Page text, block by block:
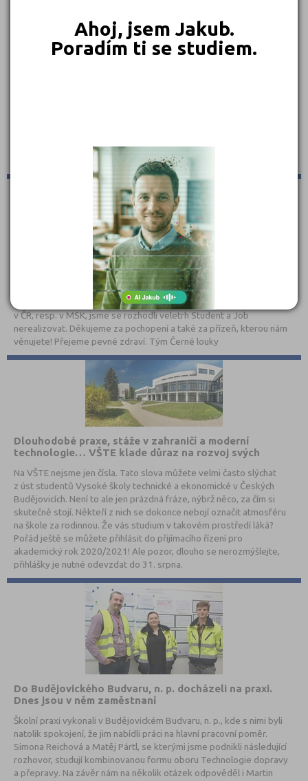
Ahoj, jsem Jakub.
Poradím ti se studiem.
skokanem roku je Fakulta metalurgie a materiálového inženýrství
Student a Job 2021 - ZRUŠENO
Vážení návštěvníci, s ohledem na aktuální vývoj epidemické situace
v ČR, resp. v MSK, jsme se rozhodli veletrh Student a Job
nerealizovat. Děkujeme za pochopení a také za přízeň, kterou nám
věnujete! Přejeme pevné zdraví. Tým Černé louky
Dlouhodobé praxe, stáže v zahraničí a moderní
technologie… VŠTE klade důraz na rozvoj svých
Na VŠTE nejsme jen čísla. Tato slova můžete velmi často slýchat
z úst studentů Vysoké školy technické a ekonomické v Českých
Budějovicích. Není to ale jen prázdná fráze, nýbrž něco, za čím si
skutečně stojí. Někteří z nich se dokonce nebojí označit atmosféru
na škole za rodinnou. Že vás studium v takovém prostředí láká?
Pořád ještě se můžete přihlásit do přijímacího řízení pro
akademický rok 2020/2021! Ale pozor, dlouho se nerozmýšlejte,
přihlášky je nutné odevzdat do 31. srpna.
Do Budějovického Budvaru, n. p. docházeli na praxi.
Dnes jsou v něm zaměstnaní
Školní praxi vykonali v Budějovickém Budvaru, n. p., kde s nimi byli
natolik spokojení, že jim nabídli práci na hlavní pracovní poměr.
Simona Reichová a Matěj Pártl, se kterými jsme podnikli následující
rozhovor, studují kombinovanou formu oboru Technologie dopravy
a přepravy. Na závěr nám na několik otázek odpověděl i Martin